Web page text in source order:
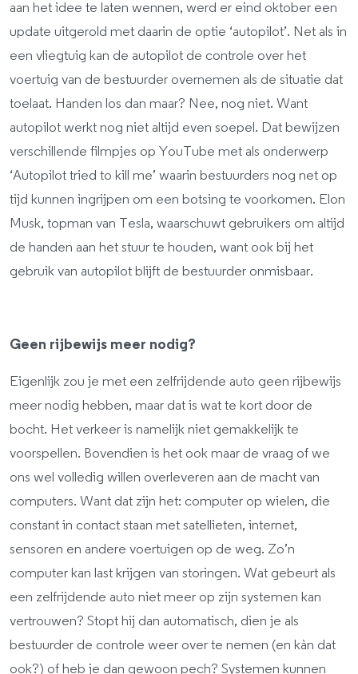
aan het idee te laten wennen, werd er eind oktober een
update uitgerold met daarin de optie ‘autopilot’. Net als in
een vliegtuig kan de autopilot de controle over het
voertuig van de bestuurder overnemen als de situatie dat
toelaat. Handen los dan maar? Nee, nog niet. Want
autopilot werkt nog niet altijd even soepel. Dat bewijzen
verschillende filmpjes op YouTube met als onderwerp
‘Autopilot tried to kill me’ waarin bestuurders nog net op
tijd kunnen ingrijpen om een botsing te voorkomen. Elon
Musk, topman van Tesla, waarschuwt gebruikers om altijd
de handen aan het stuur te houden, want ook bij het
gebruik van autopilot blijft de bestuurder onmisbaar.
Geen rijbewijs meer nodig?
Eigenlijk zou je met een zelfrijdende auto geen rijbewijs
meer nodig hebben, maar dat is wat te kort door de
bocht. Het verkeer is namelijk niet gemakkelijk te
voorspellen. Bovendien is het ook maar de vraag of we
ons wel volledig willen overleveren aan de macht van
computers. Want dat zijn het: computer op wielen, die
constant in contact staan met satellieten, internet,
sensoren en andere voertuigen op de weg. Zo’n
computer kan last krijgen van storingen. Wat gebeurt als
een zelfrijdende auto niet meer op zijn systemen kan
vertrouwen? Stopt hij dan automatisch, dien je als
bestuurder de controle weer over te nemen (en kàn dat
ook?) of heb je dan gewoon pech? Systemen kunnen